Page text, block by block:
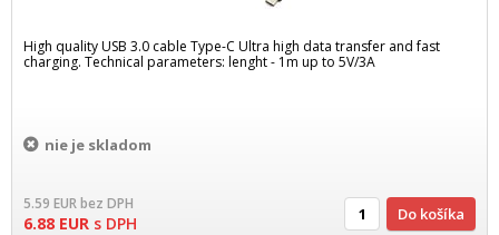
High quality USB 3.0 cable Type-C Ultra high data transfer and fast
charging. Technical parameters: lenght - 1m up to 5V/3A
nie je skladom
5.59 EURbez DPH
6.88 EUR s DPH Do košíka